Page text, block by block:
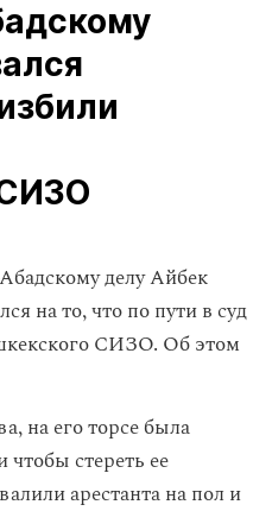
делу Айбек
на то, что по пути в суд
СИЗО. Об этом
на его торсе была
стереть ее
арестанта на пол и